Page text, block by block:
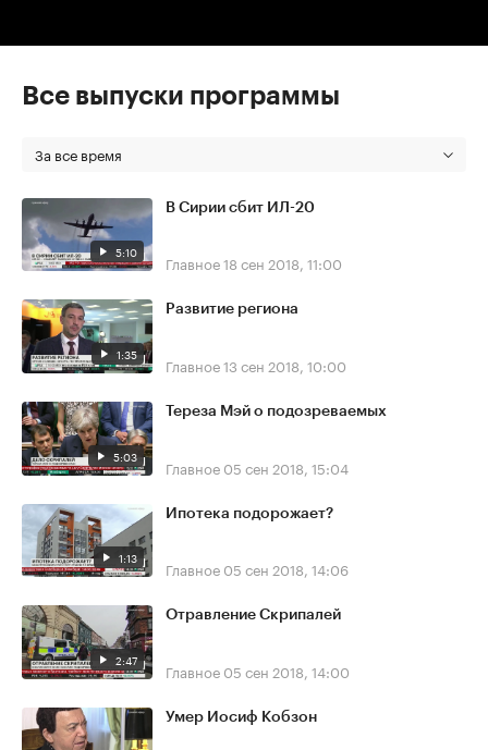
Все выпуски программы
За все время
5:10
В Сирии сбит ИЛ-20
Главное18 сен 2018, 11:00
1:35
Развитие региона
Главное13 сен 2018, 10:00
5:03
Тереза Мэй о подозреваемых
Главное 05 сен 2018, 15:04
1:13
Ипотека подорожает?
Главное 05 сен 2018, 14:06
2:47
Отравление Скрипалей
Главное 05 сен 2018, 14:00
Умер Иосиф Кобзон